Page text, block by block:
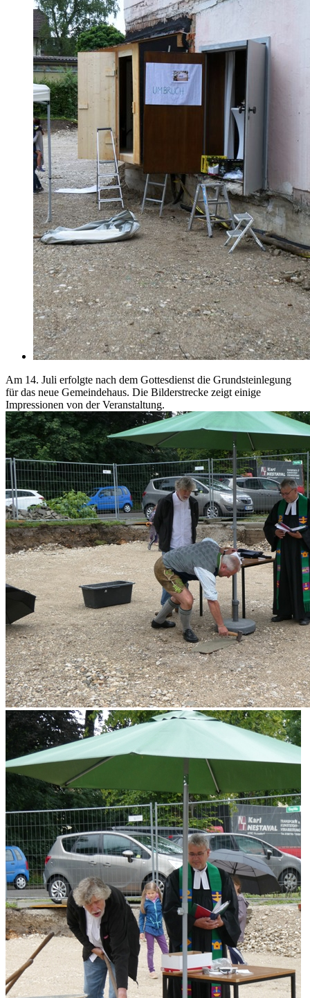
Am 14. Juli erfolgte nach dem Gottesdienst die Grundsteinlegung
für das neue Gemeindehaus. Die Bilderstrecke zeigt einige
Impressionen von der Veranstaltung.